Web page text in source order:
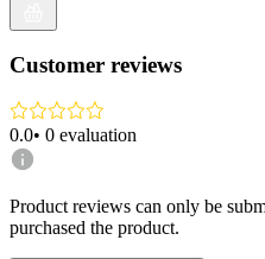
Customer reviews
0.0• 0 evaluation
Product reviews can only be
purchased the product.